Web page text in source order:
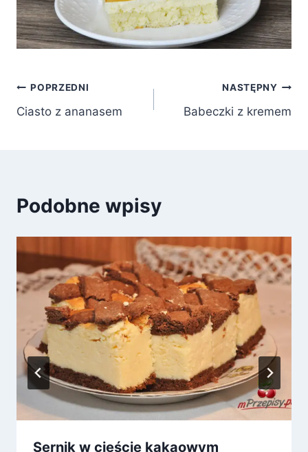
Nawigacja
wpisu
POPRZEDNI
Ciasto z ananasem
NASTĘPNY
Babeczki z kremem
Podobne wpisy
Sernik w cieście kakaowym